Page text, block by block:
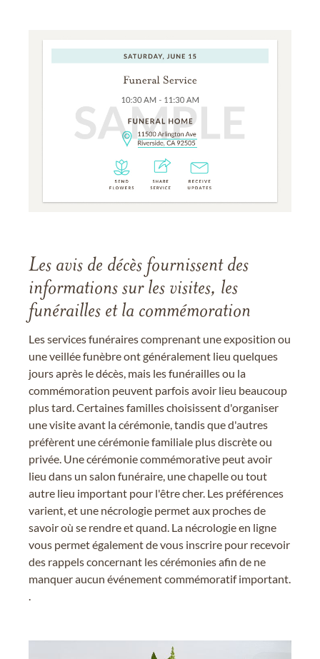
Les avis de décès fournissent des
informations sur les visites, les
funérailles et la commémoration
Les services funéraires comprenant une exposition ou
une veillée funèbre ont généralement lieu quelques
jours après le décès, mais les funérailles ou la
commémoration peuvent parfois avoir lieu beaucoup
plus tard. Certaines familles choisissent d'organiser
une visite avant la cérémonie, tandis que d'autres
préfèrent une cérémonie familiale plus discrète ou
privée. Une cérémonie commémorative peut avoir
lieu dans un salon funéraire, une chapelle ou tout
autre lieu important pour l'être cher. Les préférences
varient, et une nécrologie permet aux proches de
savoir où se rendre et quand. La nécrologie en ligne
vous permet également de vous inscrire pour recevoir
des rappels concernant les cérémonies afin de ne
manquer aucun événement commémoratif important.